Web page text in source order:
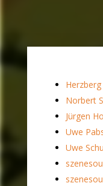
Norbert
Jürgen
Uwe
Uwe